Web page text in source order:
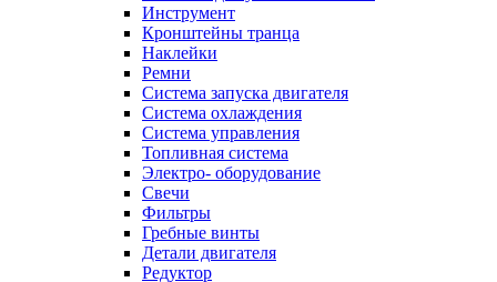
Инструмент
Кронштейны транца
Наклейки
Ремни
Система запуска двигателя
Система охлаждения
Система управления
Топливная система
Электро- оборудование
Свечи
Фильтры
Гребные винты
Детали двигателя
Редуктор